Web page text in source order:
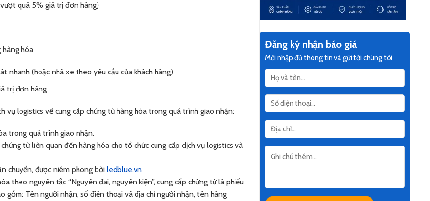
quá 5% giá trị đơn hàng)
hàng hóa
nhanh (hoặc nhà xe theo yêu cầu của khách hàng)
trị đơn hàng.
vụ logistics về cung cấp chứng từ hàng hóa trong quá trình giao nhận:
trong quá trình giao nhận.
từ liên quan đến hàng hóa cho tổ chức cung cấp dịch vụ logistics và
chuyển, được niêm phong bởi ledblue.vn
theo nguyên tắc “Nguyên đai, nguyên kiện”, cung cấp chứng từ là phiếu
Tên người nhận, số điện thoại và địa chỉ người nhận, tên hàng
Đăng ký nhận báo giá
Mời nhập đủ thông tin và gửi tới chúng tôi